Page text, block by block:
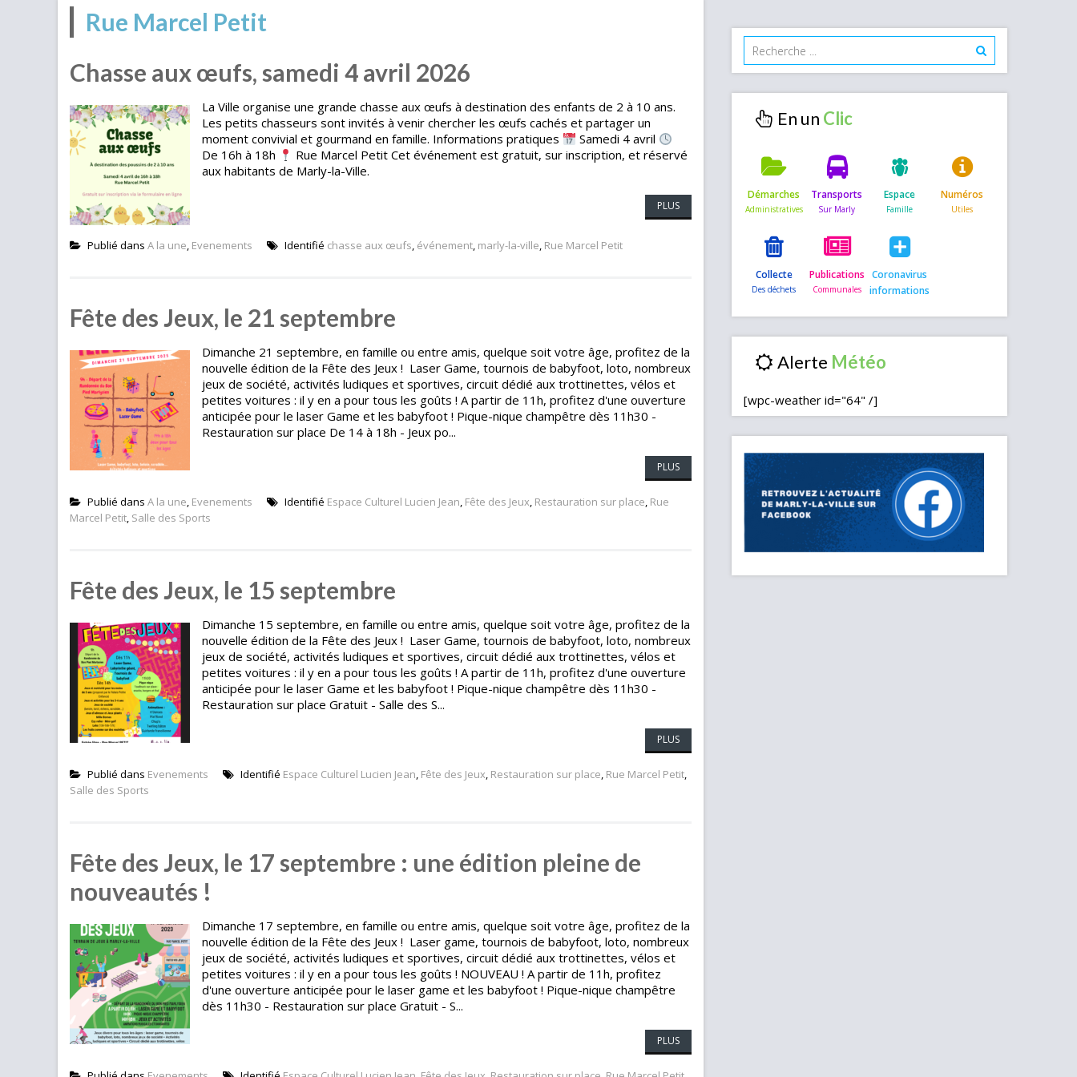
Rue Marcel Petit
Chasse aux œufs, samedi 4 avril 2026
La Ville organise une grande chasse aux œufs à destination des enfants de 2 à 10 ans.
Les petits chasseurs sont invités à venir chercher les œufs cachés et partager un
moment convivial et gourmand en famille. Informations pratiques
Samedi 4 avril
De 16h à 18h
Rue Marcel Petit Cet événement est gratuit, sur inscription, et réservé
aux habitants de Marly-la-Ville.
PLUS
Publié dans A la une, Evenements Identifié chasse aux œufs, événement, marly-la-ville, Rue Marcel Petit
Fête des Jeux, le 21 septembre
Dimanche 21 septembre, en famille ou entre amis, quelque soit votre âge, profitez de la
nouvelle édition de la Fête des Jeux ! Laser Game, tournois de babyfoot, loto, nombreux
jeux de société, activités ludiques et sportives, circuit dédié aux trottinettes, vélos et
petites voitures : il y en a pour tous les goûts ! A partir de 11h, profitez d'une ouverture
anticipée pour le laser Game et les babyfoot ! Pique-nique champêtre dès 11h30 -
Restauration sur place De 14 à 18h - Jeux po...
PLUS
Publié dans A la une, Evenements Identifié Espace Culturel Lucien Jean, Fête des Jeux, Restauration sur place, Rue
Marcel Petit, Salle des Sports
Fête des Jeux, le 15 septembre
Dimanche 15 septembre, en famille ou entre amis, quelque soit votre âge, profitez de la
nouvelle édition de la Fête des Jeux ! Laser Game, tournois de babyfoot, loto, nombreux
jeux de société, activités ludiques et sportives, circuit dédié aux trottinettes, vélos et
petites voitures : il y en a pour tous les goûts ! A partir de 11h, profitez d'une ouverture
anticipée pour le laser Game et les babyfoot ! Pique-nique champêtre dès 11h30 -
Restauration sur place Gratuit - Salle des S...
PLUS
Publié dans Evenements Identifié Espace Culturel Lucien Jean, Fête des Jeux, Restauration sur place, Rue Marcel Petit,
Salle des Sports
Fête des Jeux, le 17 septembre : une édition pleine de
nouveautés !
Dimanche 17 septembre, en famille ou entre amis, quelque soit votre âge, profitez de la
nouvelle édition de la Fête des Jeux ! Laser game, tournois de babyfoot, loto, nombreux
jeux de société, activités ludiques et sportives, circuit dédié aux trottinettes, vélos et
petites voitures : il y en a pour tous les goûts ! NOUVEAU ! A partir de 11h, profitez
d'une ouverture anticipée pour le laser game et les babyfoot ! Pique-nique champêtre
dès 11h30 - Restauration sur place Gratuit - S...
PLUS
En un
Démarches Transports Espace Numéros
Collecte Publications Coronavirus
informations
Alerte
[wpc-weather id="64" /]